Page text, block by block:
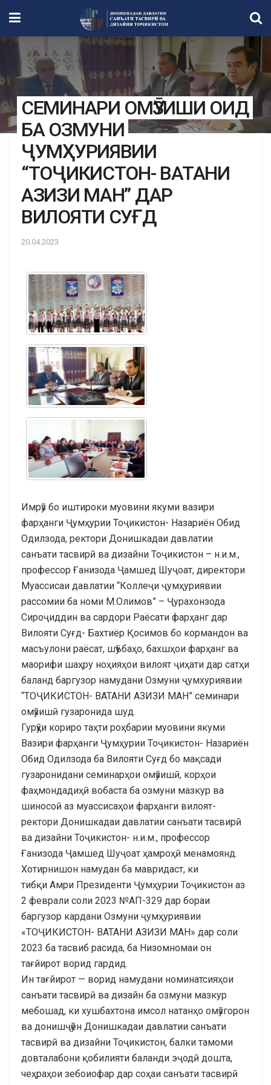
СЕМИНАРИ ОМӮЗИШИ ОИД
БА ОЗМУНИ
ҶУМҲУРИЯВИИ
“ТОҶИКИСТОН- ВАТАНИ
АЗИЗИ МАН” ДАР
ВИЛОЯТИ СУҒД
20.04.2023
Имрӯз бо иштироки муовини якуми вазири
фарҳанги Ҷумҳурии Тоҷикистон- Назариён Обид
Одилзода, ректори Донишкадаи давлатии
санъати тасвирӣ ва дизайни Тоҷикистон – н.и.м.,
профессор Ғанизода Ҷамшед Шуҷоат, директори
Муассисаи давлатии “Коллеҷи ҷумҳуриявии
рассомии ба номи М.Олимов” – Ҷурахонзода
Сироҷиддин ва сардори Раёсати фарҳанг дар
Вилояти Суғд- Бахтиёр Қосимов бо кормандон ва
масъулони раёсат, шӯъбаҳо, бахшҳои фарҳанг ва
маорифи шаҳру ноҳияҳои вилоят ҷиҳати дар сатҳи
баланд баргузор намудани Озмуни ҷумхуриявии
“ТОҶИКИСТОН- ВАТАНИ АЗИЗИ МАН” семинари
омӯзишӣ гузаронида шуд.
Гурӯҳи кориро таҳти роҳбарии муовини якуми
Вазири фарҳанги Ҷумҳурии Тоҷикистон- Назариён
Обид Одилзода ба Вилояти Суғд бо мақсади
гузаронидани семинарҳои омӯзишӣ, корҳои
фаҳмондадиҳӣ вобаста ба озмуни мазкур ва
шиносоӣ аз муассисаҳои фарҳанги вилоят-
ректори Донишкадаи давлатии санъати тасвирӣ
ва дизайни Тоҷикистон- н.и.м., профессор
Ғанизода Ҷамшед Шуҷоат ҳамроҳӣ менамоянд.
Хотирнишон намудан ба мавридаст, ки
тибқи Амри Президенти Ҷумҳурии Тоҷикистон аз
2 феврали соли 2023 №АП-329 дар бораи
баргузор кардани Озмуни ҷумҳуриявии
«ТОҶИКИСТОН- ВАТАНИ АЗИЗИ МАН» дар соли
2023 ба тасвиб расида, ба Низомномаи он
тағйирот ворид гардид.
Ин тағйирот — ворид намудани номинатсияҳои
санъати тасвирӣ ва дизайн ба озмуни мазкур
мебошад, ки хушбахтона имсол натанҳо омӯзгорон
ва донишҷӯён Донишкадаи давлатии санъати
тасвирӣ ва дизайни Тоҷикистон, балки тамоми
довталабони қобилияти баланди эҷодӣ дошта,
чеҳраҳои зебоиофар дар соҳаи санъати тасвирӣ